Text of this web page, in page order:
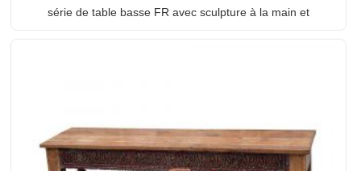
série de table basse FR avec sculpture à la main et